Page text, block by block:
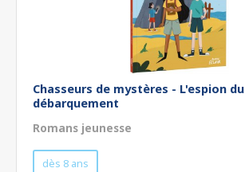
Chasseurs de mystères - L'espion du
débarquement
Romans jeunesse
dès 8 ans